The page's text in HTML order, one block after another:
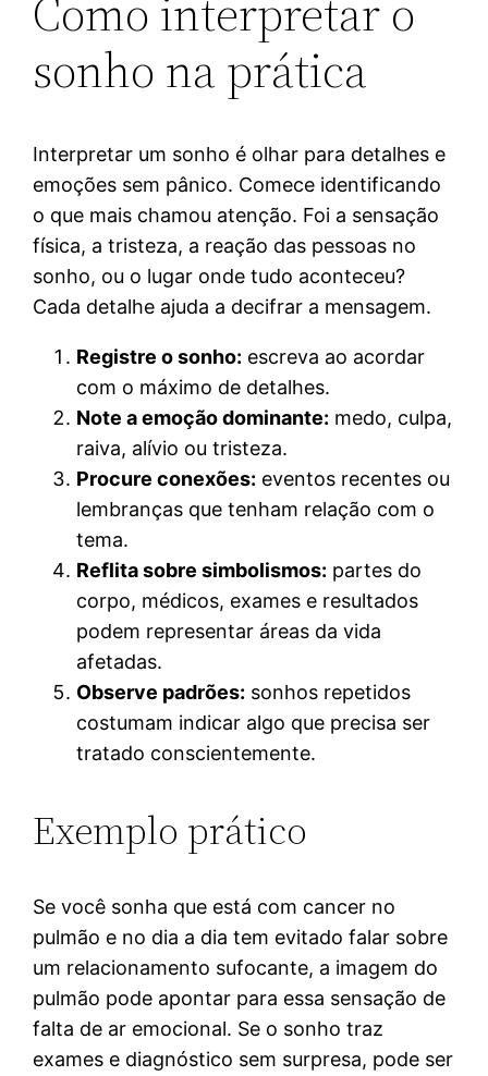
Como interpretar o
sonho na prática
Interpretar um sonho é olhar para detalhes e
emoções sem pânico. Comece identificando
o que mais chamou atenção. Foi a sensação
física, a tristeza, a reação das pessoas no
sonho, ou o lugar onde tudo aconteceu?
Cada detalhe ajuda a decifrar a mensagem.
Registre o sonho: escreva ao acordar
com o máximo de detalhes.
Note a emoção dominante: medo, culpa,
raiva, alívio ou tristeza.
Procure conexões: eventos recentes ou
lembranças que tenham relação com o
tema.
Reflita sobre simbolismos: partes do
corpo, médicos, exames e resultados
podem representar áreas da vida
afetadas.
Observe padrões: sonhos repetidos
costumam indicar algo que precisa ser
tratado conscientemente.
Exemplo prático
Se você sonha que está com cancer no
pulmão e no dia a dia tem evitado falar sobre
um relacionamento sufocante, a imagem do
pulmão pode apontar para essa sensação de
falta de ar emocional. Se o sonho traz
exames e diagnóstico sem surpresa, pode ser